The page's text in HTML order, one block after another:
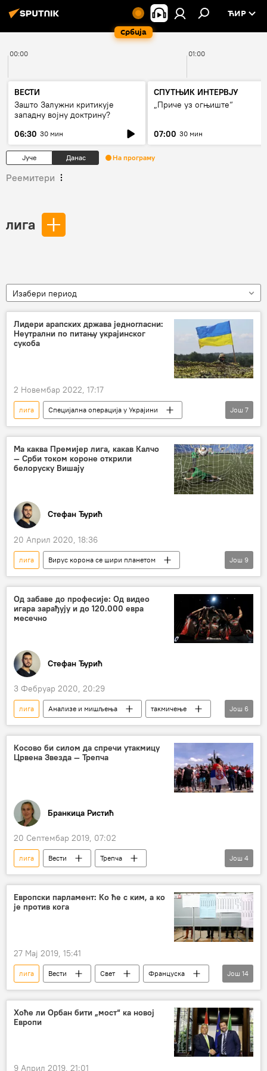
Србија
ЋИР
00:00 01:00
ВЕСТИ
Зашто Залужни критикује
западну војну доктрину?
06:30 30 мин
СПУТЊИК ИНТЕРВЈУ
„Приче уз огњиште“
07:00 30 мин
Јуче Данас На програму
Реемитери
лига
Изабери период
Лидери арапских држава једногласни:
Неутрални по питању украјинског
сукоба
2 Новембар 2022, 17:17
лига
Специјална операција у Украјини
Специјална војна операција у Украјини – вести
сукоб
Арапске земље
самит
саопштење
неутралност Украјина
Још 7
Ма каква Премијер лига, какав Калчо
— Срби током короне открили
белоруску Вишају
Стефан Ђурић
20 Април 2020, 18:36
лига
Вирус корона се шири планетом
кладионица
кладионице
вирус корона
Вируси
Белорусија
клађење
Фудбал
Спорт
Још 9
Од забаве до професије: Од видео
игара зарађују и до 120.000 евра
месечно
Стефан Ђурић
3 Фебруар 2020, 20:29
лига Анализе и мишљења
такмичење
такмичења
Балкан
играње
игре
игра видео-игрице
Још 6
Косово би силом да спречи утакмицу
Црвена Звезда — Трепча
Бранкица Ристић
20 Септембар 2019, 07:02
лига Вести
Трепча
фудбалска утакмица
забрана уласка на Косово
УЕФА
ФИФА
Још 4
Европски парламент: Ко ће с ким, а ко
је против кога
27 Мај 2019, 15:41
лига Вести Свет
Француска
Велика Британија
Италија
Шпанија
Франсоа Оланд
Још 14
Хоће ли Орбан бити „мост“ ка новој
Европи
9 Април 2019, 21:01